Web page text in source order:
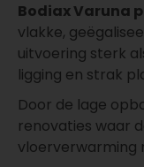
Bodiax Varuna
vlakke,
uitvoering sterk
ligging en strak
Door de lage
renovaties waar
vloerverwarming